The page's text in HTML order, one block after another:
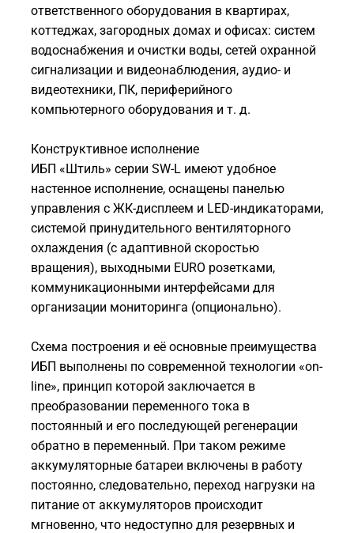
ответственного оборудования в квартирах,
коттеджах, загородных домах и офисах: систем
водоснабжения и очистки воды, сетей охранной
сигнализации и видеонаблюдения, аудио- и
видеотехники, ПК, периферийного
компьютерного оборудования и т. д.
Конструктивное исполнение
ИБП «Штиль» серии SW-L имеют удобное
настенное исполнение, оснащены панелью
управления с ЖК-дисплеем и LED-индикаторами,
системой принудительного вентиляторного
охлаждения (с адаптивной скоростью
вращения), выходными EURO розетками,
коммуникационными интерфейсами для
организации мониторинга (опционально).
Схема построения и её основные преимущества
ИБП выполнены по современной технологии «on-
line», принцип которой заключается в
преобразовании переменного тока в
постоянный и его последующей регенерации
обратно в переменный. При таком режиме
аккумуляторные батареи включены в работу
постоянно, следовательно, переход нагрузки на
питание от аккумуляторов происходит
мгновенно, что недоступно для резервных и